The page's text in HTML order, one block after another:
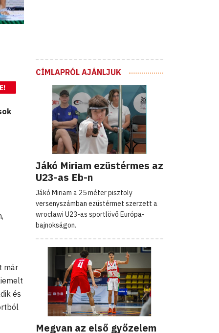
már
és
CÍMLAPRÓL AJÁNLJUK
Jákó Miriam ezüstérmes az
U23-as Eb-n
Jákó Miriam a 25 méter pisztoly
versenyszámban ezüstérmet szerzett a
wroclawi U23-as sportlövő Európa-
bajnokságon.
Megvan az első győzelem